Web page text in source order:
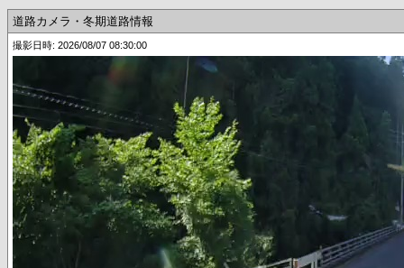
道路カメラ・冬期道路情報
撮影日時: 2026/08/07 08:30:00